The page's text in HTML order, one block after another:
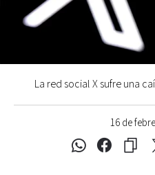
16 de
La red social X sufre una